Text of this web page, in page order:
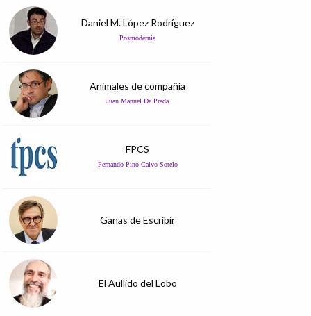
Daniel M. López Rodríguez
Posmodernia
Animales de compañía
Juan Manuel De Prada
FPCS
Fernando Pino Calvo Sotelo
Ganas de Escribir
El Aullido del Lobo